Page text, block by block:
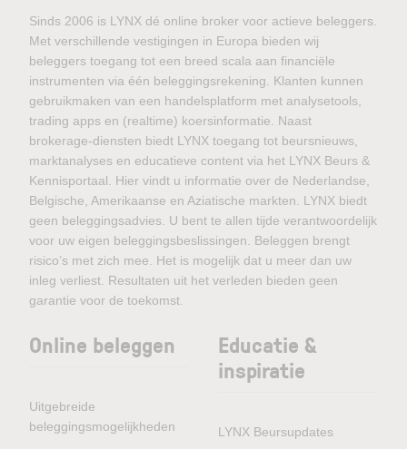
Sinds 2006 is LYNX dé online broker voor actieve beleggers.
Met verschillende vestigingen in Europa bieden wij
beleggers toegang tot een breed scala aan financiële
instrumenten via één beleggingsrekening. Klanten kunnen
gebruikmaken van een handelsplatform met analysetools,
trading apps en (realtime) koersinformatie. Naast
brokerage-diensten biedt LYNX toegang tot beursnieuws,
marktanalyses en educatieve content via het LYNX Beurs &
Kennisportaal. Hier vindt u informatie over de Nederlandse,
Belgische, Amerikaanse en Aziatische markten. LYNX biedt
geen beleggingsadvies. U bent te allen tijde verantwoordelijk
voor uw eigen beleggingsbeslissingen. Beleggen brengt
risico’s met zich mee. Het is mogelijk dat u meer dan uw
inleg verliest. Resultaten uit het verleden bieden geen
garantie voor de toekomst.
Online beleggen
Uitgebreide
beleggingsmogelijkheden
Educatie &
inspiratie
LYNX Beursupdates